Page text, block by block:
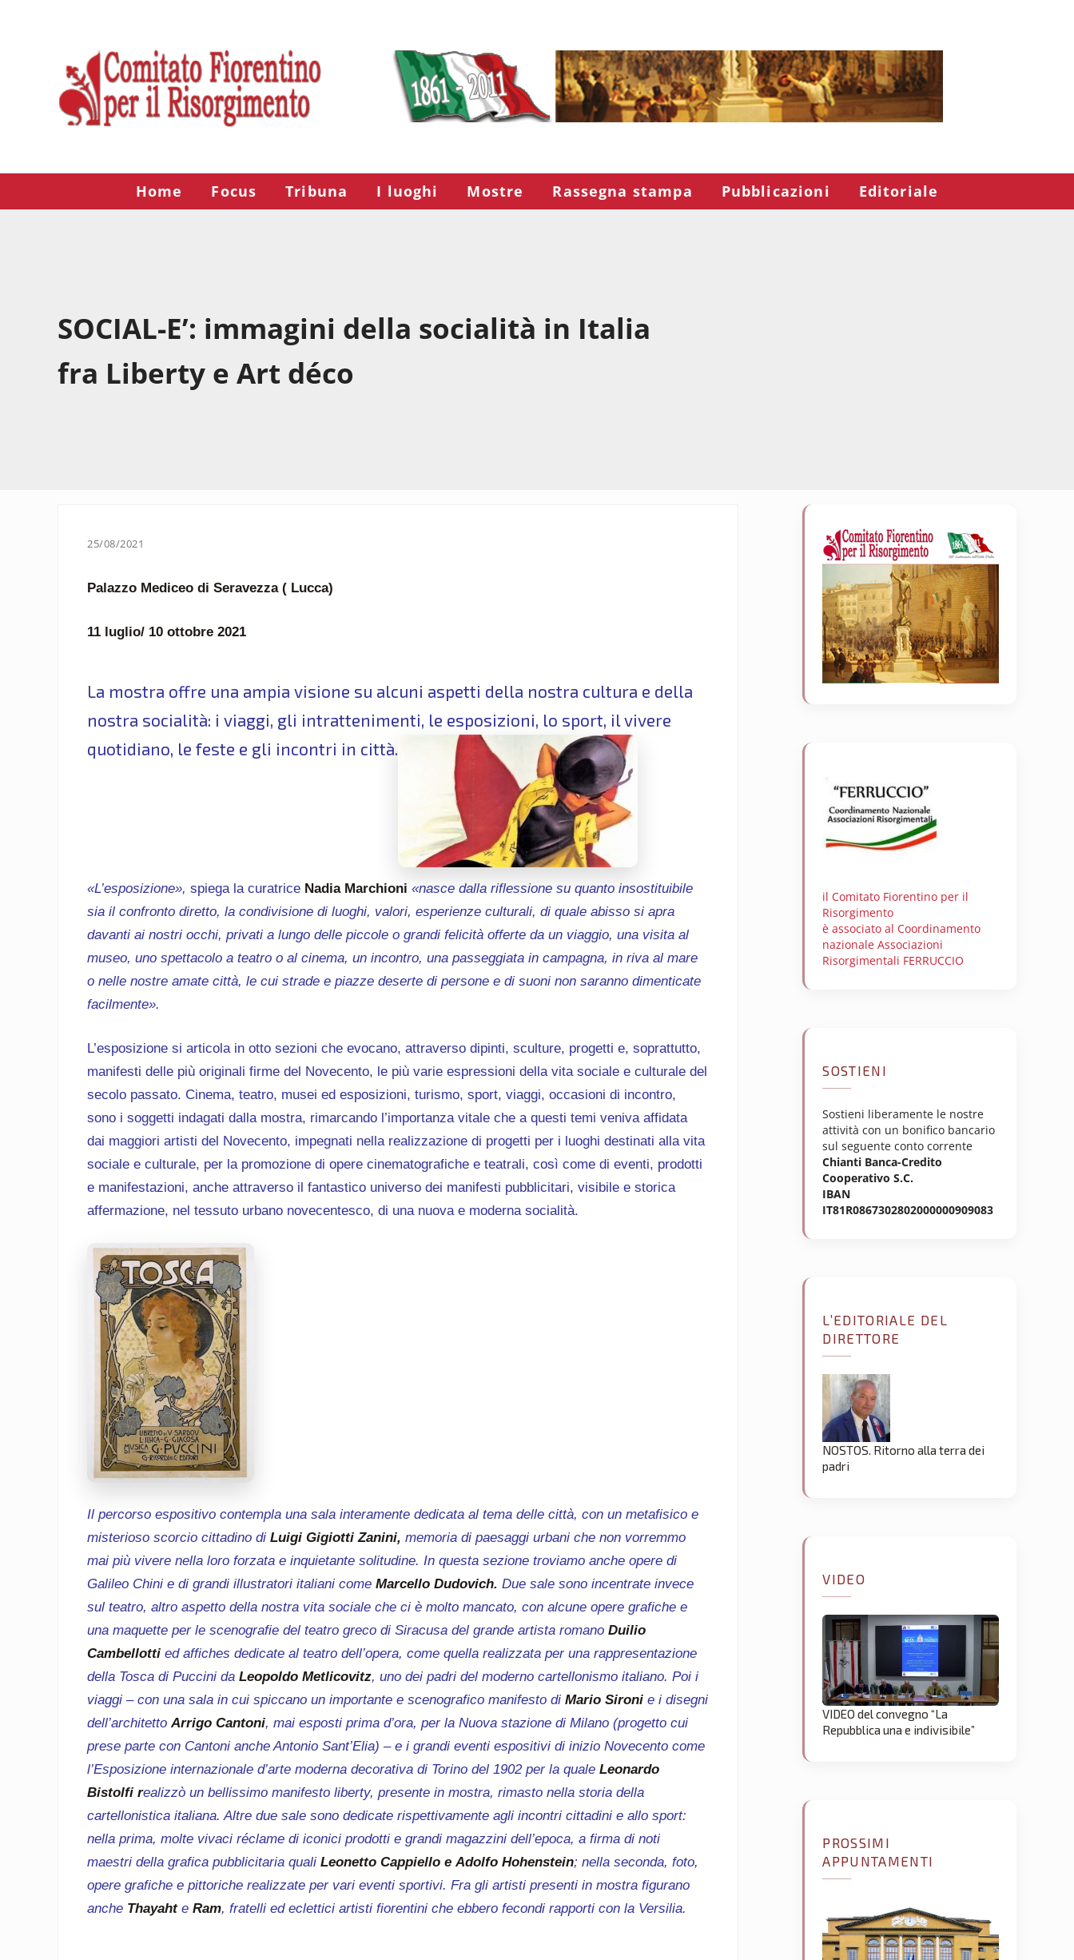
Home Focus Tribuna I luoghi Mostre Rassegna stampa Pubblicazioni Editoriale
SOCIAL-E’: immagini della socialità in Italia
fra Liberty e Art déco
25/08/2021
Palazzo Mediceo di Seravezza ( Lucca)
11 luglio/ 10 ottobre 2021
La mostra offre una ampia visione su alcuni aspetti della nostra cultura e della
nostra socialità: i viaggi, gli intrattenimenti, le esposizioni, lo sport, il vivere
quotidiano, le feste e gli incontri in città.
«L’esposizione»,spiega la curatrice Nadia Marchioni «nasce dalla riflessione su quanto insostituibile
sia il confronto diretto, la condivisione di luoghi, valori, esperienze culturali, di quale abisso si apra
davanti ai nostri occhi, privati a lungo delle piccole o grandi felicità offerte da un viaggio, una visita al
museo, uno spettacolo a teatro o al cinema, un incontro, una passeggiata in campagna, in riva al mare
o nelle nostre amate città, le cui strade e piazze deserte di persone e di suoni non saranno dimenticate
facilmente».
L’esposizione si articola in otto sezioni che evocano, attraverso dipinti, sculture, progetti e, soprattutto,
manifesti delle più originali firme del Novecento, le più varie espressioni della vita sociale e culturale del
secolo passato. Cinema, teatro, musei ed esposizioni, turismo, sport, viaggi, occasioni di incontro,
sono i soggetti indagati dalla mostra, rimarcando l’importanza vitale che a questi temi veniva affidata
dai maggiori artisti del Novecento, impegnati nella realizzazione di progetti per i luoghi destinati alla vita
sociale e culturale, per la promozione di opere cinematografiche e teatrali, così come di eventi, prodotti
e manifestazioni, anche attraverso il fantastico universo dei manifesti pubblicitari, visibile e storica
affermazione, nel tessuto urbano novecentesco, di una nuova e moderna socialità.
Il percorso espositivo contempla una sala interamente dedicata al tema delle città, con un metafisico e
misterioso scorcio cittadino diLuigi Gigiotti Zanini, memoria di paesaggi urbani che non vorremmo
mai più vivere nella loro forzata e inquietante solitudine. In questa sezione troviamo anche opere di
Galileo Chini e di grandi illustratori italiani comeMarcello Dudovich.Due sale sono incentrate invece
sul teatro, altro aspetto della nostra vita sociale che ci è molto mancato, con alcune opere grafiche e
una maquette per le scenografie del teatro greco di Siracusa del grande artista romanoDuilio
Cambellotti ed affiches dedicate al teatro dell’opera, come quella realizzata per una rappresentazione
della Tosca di Puccini daLeopoldo Metlicovitz, uno dei padri del moderno cartellonismo italiano. Poi i
viaggi – con una sala in cui spiccano un importante e scenografico manifesto diMario Sironi e i disegni
dell’architettoArrigo Cantoni, mai esposti prima d’ora, per la Nuova stazione di Milano (progetto cui
prese parte con Cantoni anche Antonio Sant’Elia) – e i grandi eventi espositivi di inizio Novecento come
l’Esposizione internazionale d’arte moderna decorativa di Torino del 1902 per la qualeLeonardo
Bistolfi realizzò un bellissimo manifesto liberty, presente in mostra, rimasto nella storia della
cartellonistica italiana. Altre due sale sono dedicate rispettivamente agli incontri cittadini e allo sport:
nella prima, molte vivaci réclame di iconici prodotti e grandi magazzini dell’epoca, a firma di noti
maestri della grafica pubblicitaria qualiLeonetto Cappiello e Adolfo Hohenstein; nella seconda, foto,
opere grafiche e pittoriche realizzate per vari eventi sportivi. Fra gli artisti presenti in mostra figurano
anche ThayahteRam, fratelli ed eclettici artisti fiorentini che ebbero fecondi rapporti con la Versilia.
Sidebar
il Comitato Fiorentino per il
Risorgimento
è associato al Coordinamento
nazionale Associazioni
Risorgimentali FERRUCCIO
SOSTIENI
Sostieni liberamente le nostre
attività con un bonifico bancario
sul seguente conto corrente
Chianti Banca-Credito
Cooperativo S.C.
IBAN
IT81R0867302802000000909083
L’EDITORIALE DEL
DIRETTORE
NOSTOS. Ritorno alla terra dei
padri
VIDEO
VIDEO del convegno “La
Repubblica una e indivisibile”
PROSSIMI
APPUNTAMENTI